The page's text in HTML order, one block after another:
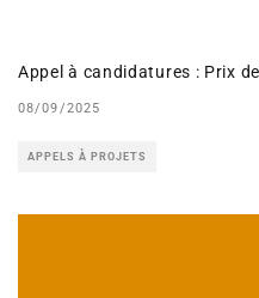
Appel à candidatures : Prix
08/09/2025
APPELS À PROJETS